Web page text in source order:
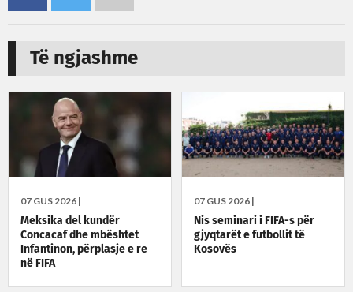
Të ngjashme
07 GUS 2026 |
Meksika del kundër
Concacaf dhe mbështet
Infantinon, përplasje e re
në FIFA
07 GUS 2026 |
Nis seminari i FIFA-s për
gjyqtarët e futbollit të
Kosovës